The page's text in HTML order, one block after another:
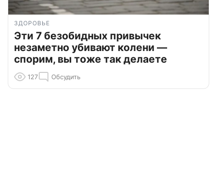
ЗДОРОВЬЕ
Эти 7 безобидных привычек
незаметно убивают колени —
спорим, вы тоже так делаете
127 Обсудить